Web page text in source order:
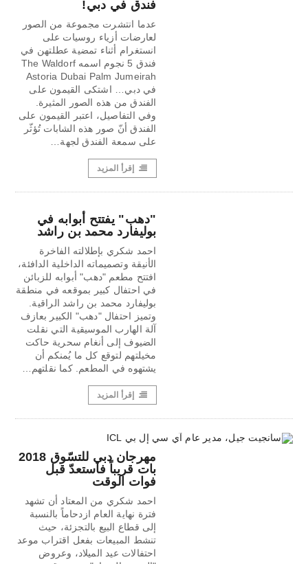
فندق في دبي!
عدما انتشرت مجموعة من الصور
لعارضات أزياء روسيات على
انستغرام أثناء تمضية عطلتهن في
فندق 5 نجوم اسمه The Waldorf
Astoria Dubai Palm Jumeirah
في دبي… اشتكى القيمون على
الفندق من هذه الصور المثيرة.
وفي التفاصيل، اعتبر القيمون على
الفندق أنّ صور هذه الشابات تُؤثّر
على سمعة الفندق لجهة…
إقرأ المزيد
"دهب" يفتتح أبوابه في
بوليفارد محمد بن راشد
احمد شكري بإطلالته الفاخرة
الأنيقة وتصميماته الداخلية الدافئة،
افتتح مطعم "دهب" أبوابه للزبائن
في احتفال كبير بموقعه في منطقة
بوليفارد محمد بن راشد الراقية.
وتميز احتفال "دهب" الكبير بعازف
آلة الهارب الموسيقية التي نقلت
الضيوف إلى أنغام سحرية حاكت
مخيلتهم لتوقع كل ما يُمنكم أن
يشتهوه في المطعم. كما نقلتهم…
إقرأ المزيد
مهرجان دبي للتسّوق 2018
بات قريباً فاستعدّ قبل
فوات الوقت
احمد شكري من المعتاد أن تشهد
فترة نهاية العام ازدحاماً بالنسبة
إلى قطاع البيع بالتجزئة، حيث
تنشط المبيعات بفعل اقتراب موعد
احتفالات عيد الميلاد، وعروض